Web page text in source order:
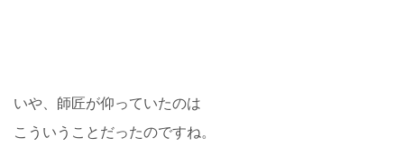
いや、師匠が仰っていたのは
こういうことだったのですね。